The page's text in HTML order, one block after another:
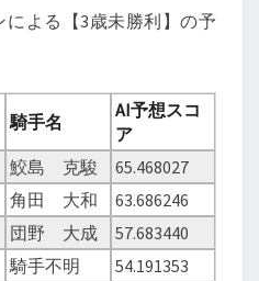
る
予
よる【3歳未勝利】の予
騎手名
AI予想スコ
ア
鮫島 克駿
65.468027
角田 大和
63.686246
団野 大成
57.683440
騎手不明
54.191353